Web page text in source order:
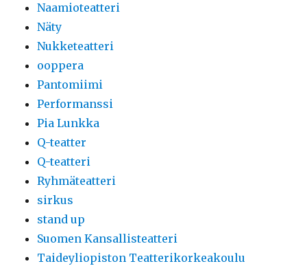
Naamioteatteri
Näty
Nukketeatteri
ooppera
Pantomiimi
Performanssi
Pia Lunkka
Q-teatter
Q-teatteri
Ryhmäteatteri
sirkus
stand up
Suomen Kansallisteatteri
Taideyliopiston Teatterikorkeakoulu